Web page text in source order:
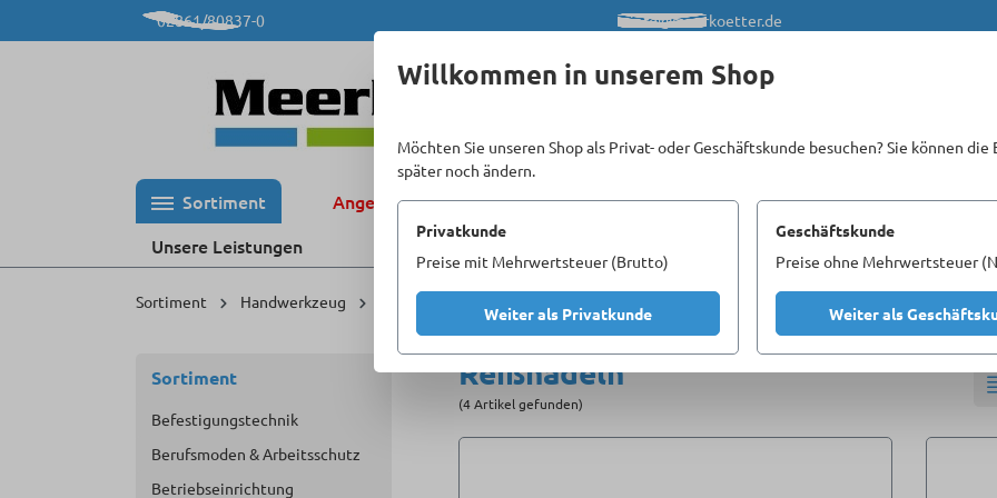
Hauptinhalt springen
Zur Hauptnavigation springen
02861/80837-0 info@meerkoetter.de
Sortiment Angebote % Kataloge
Unsere Homepages
Unsere Leistungen
Willkommen in unserem Shop
Möchten Sie unseren Shop als Privat- oder Geschäftskunde besuchen? Sie können die
später noch ändern.
Privatkunde
Preise mit Mehrwertsteuer (Brutto)
Weiter als Privatkunde
Geschäftskunde
Preise ohne Mehrwertsteuer
Weiter als
Sortiment Handwerkzeug Messmittel Lehren, Anreißnadeln, Zirkel, Maßstäbe
Sortiment
Befestigungstechnik
Berufsmoden & Arbeitsschutz
Betriebseinrichtung
Reißnadeln
(4 Artikel gefunden)